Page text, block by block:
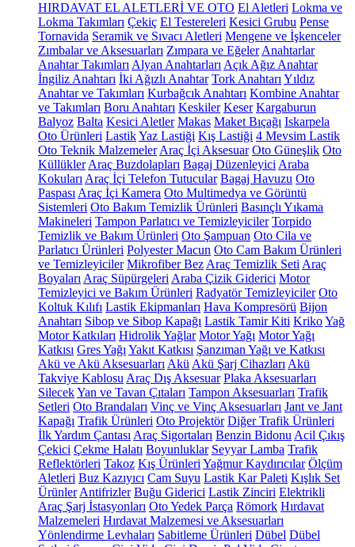
HIRDAVAT EL ALETLERİ VE OTO El Aletleri Lokma ve
Lokma Takımları Çekiç El Testereleri Kesici Grubu Pense
Tornavida Seramik ve Sıvacı Aletleri Mengene ve İşkenceler
Zımbalar ve Aksesuarları Zımpara ve Eğeler Anahtarlar
Anahtar Takımları Alyan Anahtarları Açık Ağız Anahtar
İngiliz Anahtarı İki Ağızlı Anahtar Tork Anahtarı Yıldız
Anahtar ve Takımları Kurbağcık Anahtarı Kombine Anahtar
ve Takımları Boru Anahtarı Keskiler Keser Kargaburun
Balyoz Balta Kesici Aletler Makas Maket Bıçağı Iskarpela
Oto Ürünleri LastikYaz Lastiği Kış Lastiği 4 Mevsim Lastik
Oto Teknik Malzemeler Araç İçi Aksesuar Oto Güneşlik Oto
Küllükler Araç Buzdolapları Bagaj Düzenleyici Araba
Kokuları Araç İçi Telefon Tutucular Bagaj Havuzu Oto
Paspası Araç İçi Kamera Oto Multimedya ve Görüntü
Sistemleri Oto Bakım Temizlik Ürünleri Basınçlı Yıkama
Makineleri Tampon Parlatıcı ve Temizleyiciler Torpido
Temizlik ve Bakım Ürünleri Oto Şampuan Oto Cila ve
Parlatıcı Ürünleri Polyester Macun Oto Cam Bakım Ürünleri
ve Temizleyiciler Mikrofiber Bez Araç Temizlik Seti Araç
Boyaları Araç Süpürgeleri Araba Çizik Giderici Motor
Temizleyici ve Bakım Ürünleri Radyatör Temizleyiciler Oto
Koltuk Kılıfı Lastik Ekipmanları Hava Kompresörü Bijon
Anahtarı Sibop ve Sibop Kapağı Lastik Tamir Kiti KrikoYağ
Motor Katkıları Hidrolik Yağlar Motor Yağı Motor Yağı
Katkısı Gres Yağı Yakıt Katkısı Şanzıman Yağı ve Katkısı
Akü ve Akü Aksesuarları Akü Akü Şarj Cihazları Akü
Takviye Kablosu Araç Dış Aksesuar Plaka Aksesuarları
SilecekYan ve Tavan Çıtaları Tampon Aksesuarları Trafik
Setleri Oto Brandaları Vinç ve Vinç Aksesuarları Jant ve Jant
Kapağı Trafik Ürünleri Oto Projektör Diğer Trafik Ürünleri
İlk Yardım Çantası Araç Sigortaları Benzin Bidonu Acil Çıkış
Çekici Çekme Halatı Boyunluklar Seyyar Lamba Trafik
Reflektörleri Takoz Kış Ürünleri Yağmur Kaydırıcılar Ölçüm
Aletleri Buz Kazıyıcı Cam Suyu Lastik Kar Paleti Kışlık Set
Ürünler Antifrizler Buğu Giderici Lastik Zinciri Elektrikli
Araç Şarj İstasyonları Oto Yedek Parça Römork Hırdavat
Malzemeleri Hırdavat Malzemesi ve Aksesuarları
Yönlendirme Levhaları Sabitleme Ürünleri Dübel Dübel